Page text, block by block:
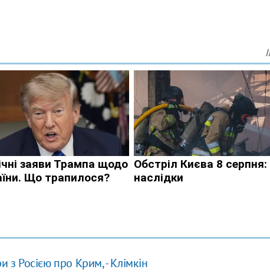
з Росією про Крим, - Клімкін